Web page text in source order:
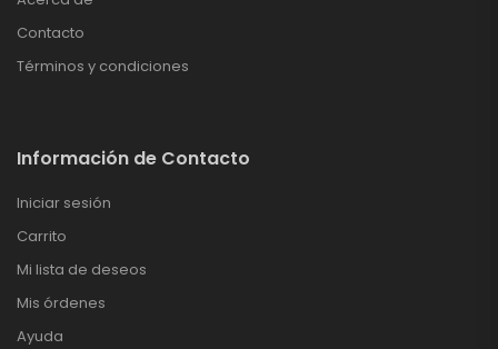
Contacto
Términos y condiciones
Información de Contacto
Iniciar sesión
Carrito
Mi lista de deseos
Mis órdenes
Ayuda